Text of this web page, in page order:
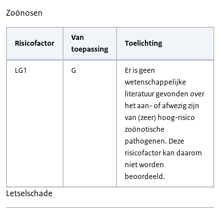
Zoönosen
Risicofactor
Van
toepassing
Toelichting
LG1 G
Er is geen
wetenschappelijke
literatuur gevonden over
het aan- of afwezig zijn
van (zeer) hoog-risico
zoönotische
pathogenen. Deze
risicofactor kan daarom
niet worden
beoordeeld.
Letselschade